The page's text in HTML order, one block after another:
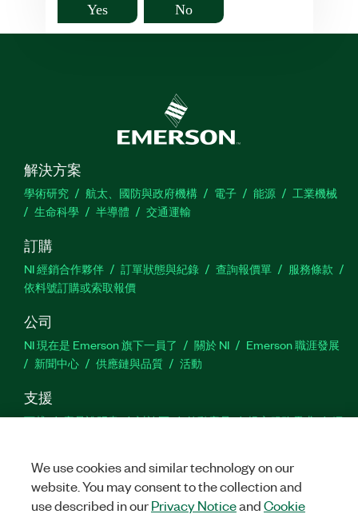
Yes No
解決方案
學術研究 航太、國防與政府機構 電子 能源
工業機械
生命科學
半導體 交通運輸
訂購
NI 經銷合作夥伴 訂單狀態與紀錄 查詢報價單
服務條款
依料號訂購或索取報價
公司
NI 現在是 Emerson 旗下一員了 關於 NI
Emerson 職涯發展
新聞中心
供應鏈與品質 活動
支援
下載 產品說明書 討論區 啟動產品 提交服務需求
網
TwitterFacebook
We use cookies and similar technology on our
website. You may consent to the collection and
use described in ourPrivacy NoticeandCookie